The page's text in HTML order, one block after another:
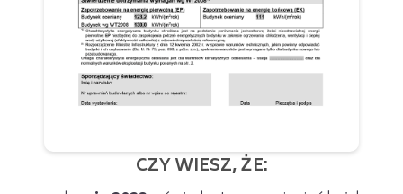
CZY WIESZ, ŻE: